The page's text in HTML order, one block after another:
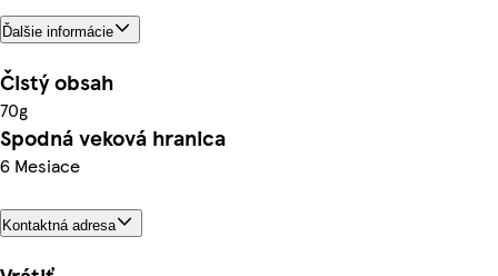
Ďalšie informácie
Čistý obsah
70g
Spodná veková hranica
6 Mesiace
Kontaktná adresa